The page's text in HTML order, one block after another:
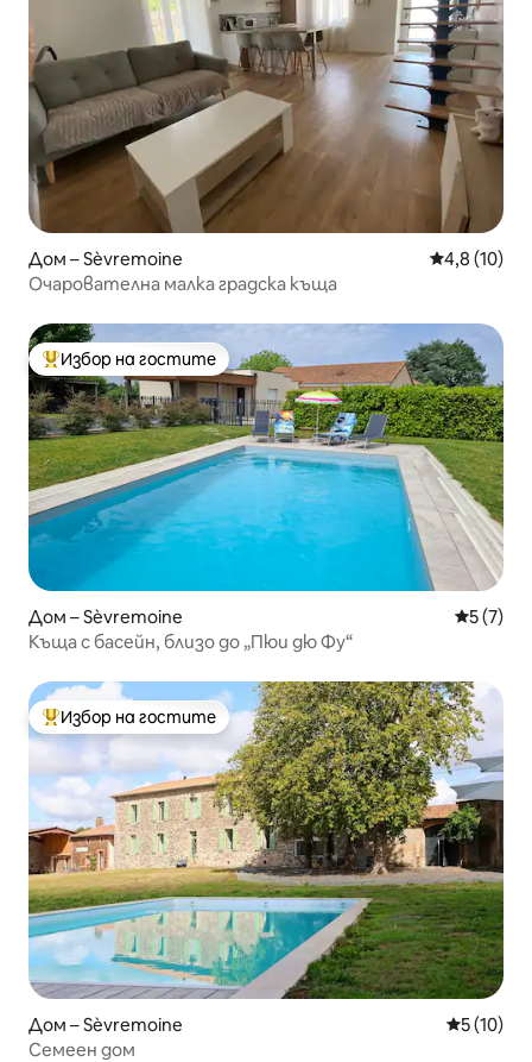
Дом – Sèvremoine Средна
4,8 (10)
Очарователна малка градска къща
Най-популярен избор на гостите
Избор на гостите
Дом – Sèvremoine Средна
5 (7)
Къща с басейн, близо до „Пюи дю Фу“
Най-популярен избор на гостите
Избор на гостите
Дом – Sèvremoine Средна
5 (10)
Семеен дом